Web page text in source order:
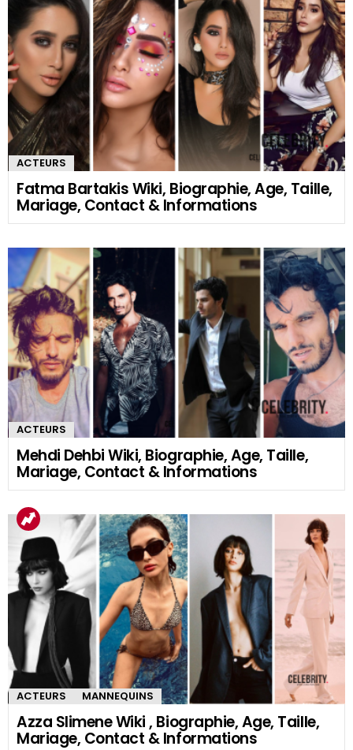
ACTEURS
Fatma Bartakis Wiki, Biographie, Age, Taille,
Mariage, Contact & Informations
ACTEURS
Mehdi Dehbi Wiki, Biographie, Age, Taille,
Mariage, Contact & Informations
ACTEURS MANNEQUINS
Azza Slimene Wiki , Biographie, Age, Taille,
Mariage, Contact & Informations